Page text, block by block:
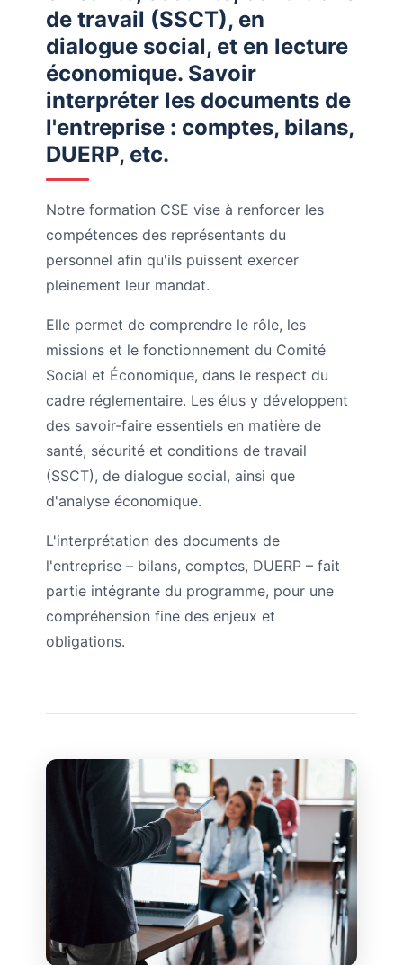
de travail (SSCT), en
dialogue social, et en lecture
économique. Savoir
interpréter les documents de
l'entreprise : comptes, bilans,
DUERP, etc.
Notre formation CSE vise à renforcer les
compétences des représentants du
personnel afin qu'ils puissent exercer
pleinement leur mandat.
Elle permet de comprendre le rôle, les
missions et le fonctionnement du Comité
Social et Économique, dans le respect du
cadre réglementaire. Les élus y développent
des savoir-faire essentiels en matière de
santé, sécurité et conditions de travail
(SSCT), de dialogue social, ainsi que
d'analyse économique.
L'interprétation des documents de
l'entreprise – bilans, comptes, DUERP – fait
partie intégrante du programme, pour une
compréhension fine des enjeux et
obligations.